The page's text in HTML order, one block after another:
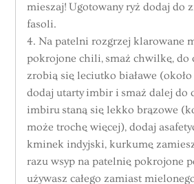
mieszaj! Ugotowany ryż dodaj do
fasoli.
4. Na patelni rozgrzej klarowane
pokrojone chili, smaż chwilkę, do
zrobią się leciutko białawe
dodaj utarty imbir i smaż dalej do
imbiru staną się lekko brązowe
może trochę więcej), dodaj
kminek indyjski, kurkumę
razu wsyp na patelnię pokrojone
używasz całego zamiast